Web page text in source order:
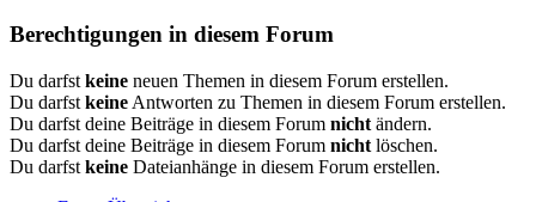
Berechtigungen in diesem Forum
Du darfst keine neuen Themen in diesem Forum erstellen.
Du darfst keine Antworten zu Themen in diesem Forum erstellen.
Du darfst deine Beiträge in diesem Forum nicht ändern.
Du darfst deine Beiträge in diesem Forum nicht löschen.
Du darfst keine Dateianhänge in diesem Forum erstellen.